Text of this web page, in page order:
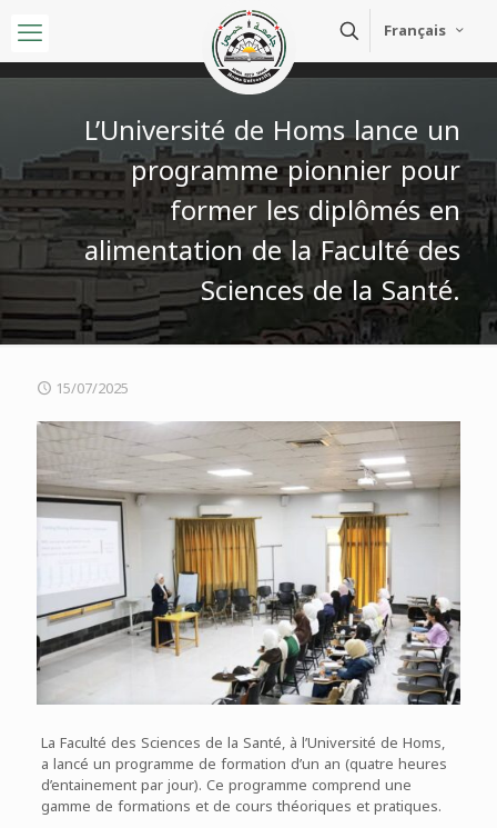
Français
L’Université de Homs lance un
programme pionnier pour
former les diplômés en
alimentation de la Faculté des
Sciences de la Santé.
15/07/2025
La Faculté des Sciences de la Santé, à l’Université de Homs,
a lancé un programme de formation d’un an (quatre heures
d’entainement par jour). Ce programme comprend une
gamme de formations et de cours théoriques et pratiques.